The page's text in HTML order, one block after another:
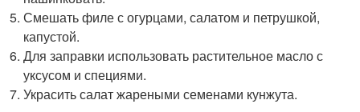
Смешать филе с огурцами, салатом и петрушкой,
капустой.
Для заправки использовать растительное масло с
уксусом и специями.
Украсить салат жареными семенами кунжута.